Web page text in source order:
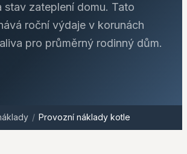
stav zateplení domu. Tato
roční výdaje v korunách
pro průměrný rodinný dům.
/ Provozní náklady kotle